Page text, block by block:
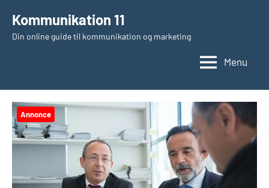
indhold
Kommunikation 11
Din online guide til kommunikation og marketing
Menu
Annonce